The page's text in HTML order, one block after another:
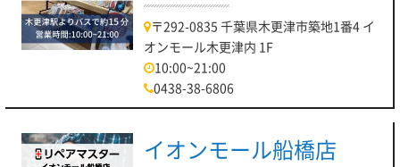
〒292-0835 千葉県木更津市築地1番4 イ
オンモール木更津内 1F
10:00~21:00
0438-38-6806
イオンモール船橋店